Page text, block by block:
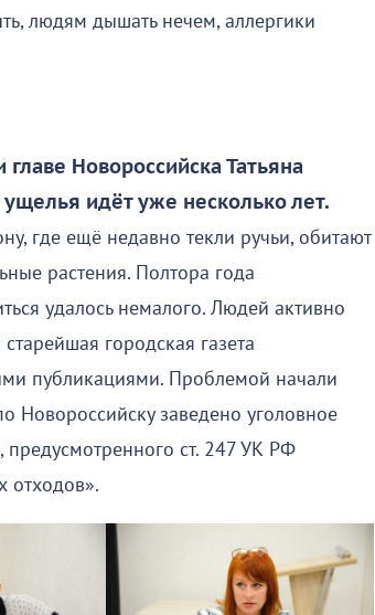
людям дышать нечем, аллергики
Новороссийска Татьяна
ущелья идёт уже несколько лет.
где ещё недавно текли ручьи, обитают
растения. Полтора года
удалось немалого. Людей активно
городская газета
публикациями. Проблемой начали
Новороссийску заведено уголовное
ст. 247 УК РФ
отходов».